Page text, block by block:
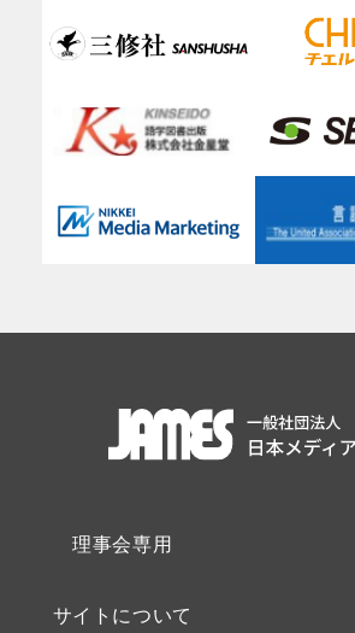
理事会専用
サイトについて